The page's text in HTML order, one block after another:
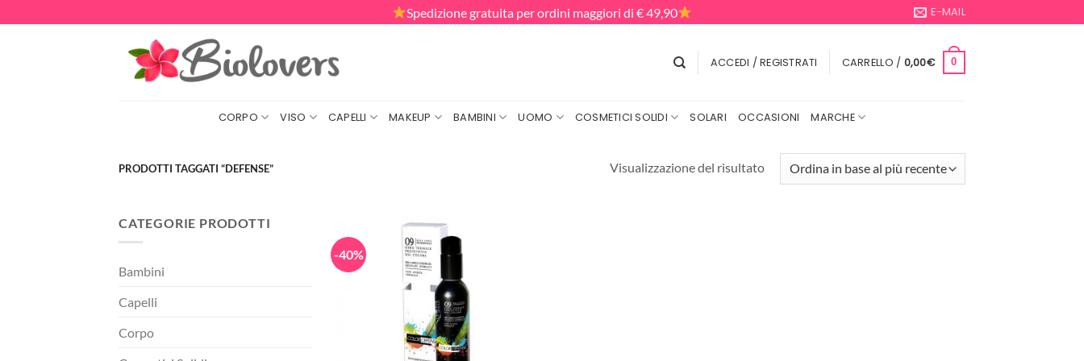
ai
Spedizione gratuita per ordini maggiori di € 49,90 E-MAIL
ACCEDI / REGISTRATI CARRELLO / 0,00€ 0
CORPO VISO CAPELLI MAKEUP BAMBINI UOMO COSMETICI SOLIDI SOLARI OCCASIONI MARCHE
PRODOTTI TAGGATI “DEFENSE” Visualizzazione del risultato
CATEGORIE PRODOTTI
Bambini
Capelli
Corpo
-40%